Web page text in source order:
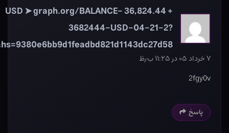
+ 36,824.44 USD ➤ graph.org/BALANCE-
3682444-USD-04-21-2?
hs=9380e6bb9d1feadbd821d1143dc27d58&
2fgy0v
پاسخ